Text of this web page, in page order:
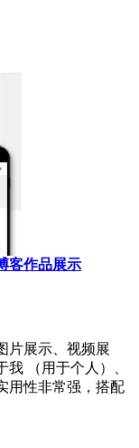
客作品展示
片展示、视频展
（用于个人）、
用性非常强，搭配